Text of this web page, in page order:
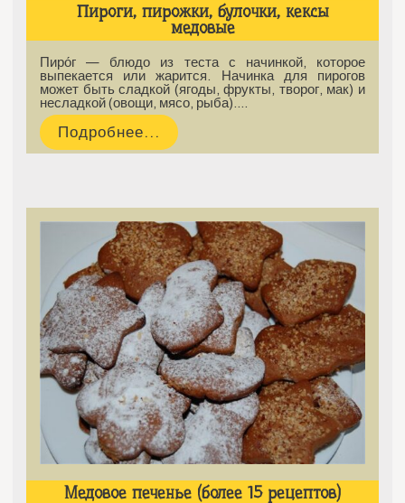
Пироги, пирожки, булочки, кексы
медовые
Пиро́г — блюдо из теста с начинкой, которое
выпекается или жарится. Начинка для пирогов
может быть сладкой (ягоды, фрукты, творог, мак) и
несладкой (овощи, мясо, рыба).…
Подробнее...
Медовое печенье (более 15 рецептов)